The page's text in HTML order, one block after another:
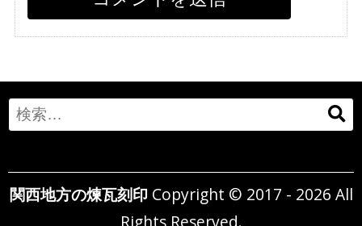
Search
for:
関西地方の煉瓦刻印 Copyright © 2017 - 2026 All